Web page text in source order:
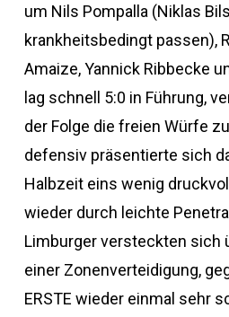
um Nils Pompalla (Niklas
krankheitsbedingt passen),
Amaize, Yannick Ribbecke
lag schnell 5:0 in Führung,
der Folge die freien Würfe
defensiv präsentierte sich
Halbzeit eins wenig
wieder durch leichte
Limburger versteckten sich
einer Zonenverteidigung,
ERSTE wieder einmal sehr